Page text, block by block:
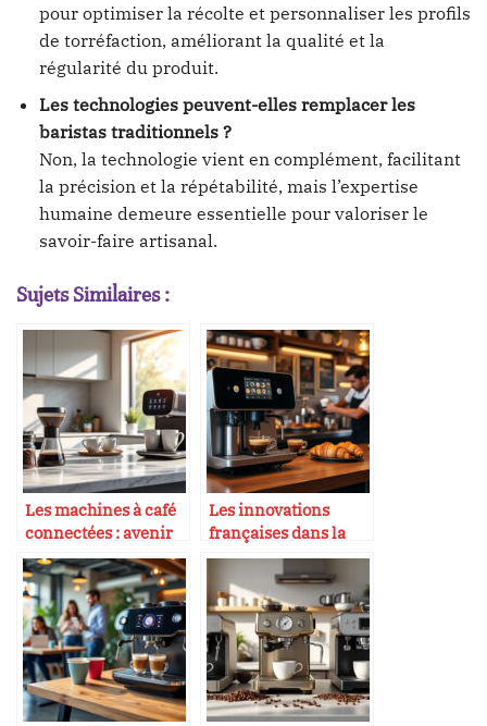
pour optimiser la récolte et personnaliser les profils
de torréfaction, améliorant la qualité et la
régularité du produit.
Les technologies peuvent-elles remplacer les
baristas traditionnels ?
Non, la technologie vient en complément, facilitant
la précision et la répétabilité, mais l’expertise
humaine demeure essentielle pour valoriser le
savoir-faire artisanal.
Sujets Similaires :
Les machines à café
connectées : avenir
ou gadget ?
Les innovations
françaises dans la
machine à café